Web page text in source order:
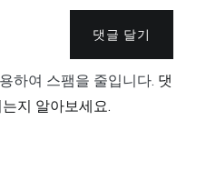
댓글 달기
하여 스팸을 줄입니다. 댓
지 알아보세요.